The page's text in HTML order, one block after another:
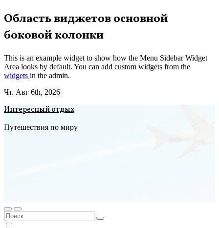
Перейти
к
содержимому
Область виджетов основной
боковой колонки
This is an example widget to show how the Menu Sidebar Widget
Area looks by default. You can add custom widgets from the
widgets in the admin.
Чт. Авг 6th, 2026
Интересный отдых
Путешествия по миру